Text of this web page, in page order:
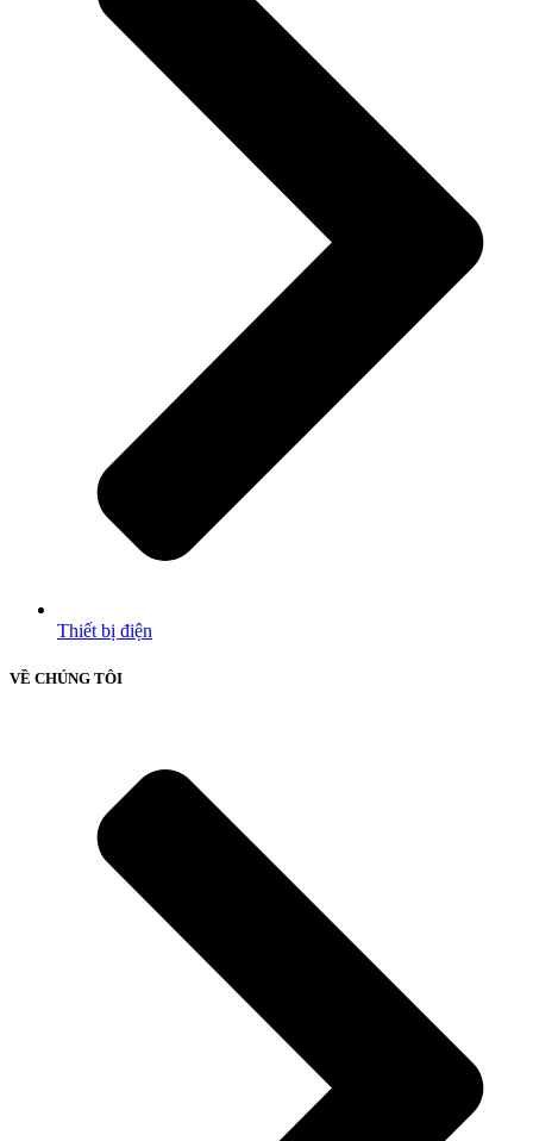
Thiết bị điện
VỀ CHÚNG TÔI